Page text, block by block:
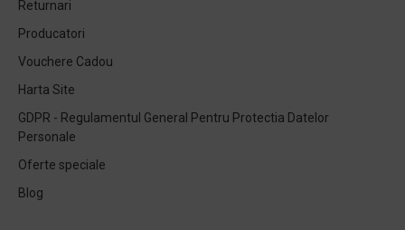
Returnari
Producatori
Vouchere Cadou
Harta Site
GDPR - Regulamentul General Pentru Protectia Datelor
Personale
Oferte speciale
Blog